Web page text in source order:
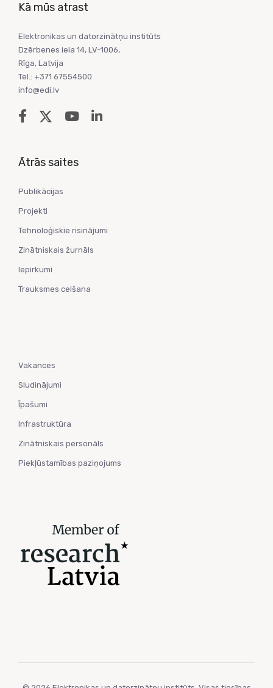
Kā mūs atrast
Elektronikas un datorzinātņu institūts
Dzērbenes iela 14, LV-1006,
Rīga, Latvija
Tel.: +371 67554500
info@edi.lv
Ātrās saites
Publikācijas
Projekti
Tehnoloģiskie risinājumi
Zinātniskais žurnāls
Iepirkumi
Trauksmes celšana
Vakances
Sludinājumi
Īpašumi
Infrastruktūra
Zinātniskais personāls
Piekļūstamības paziņojums